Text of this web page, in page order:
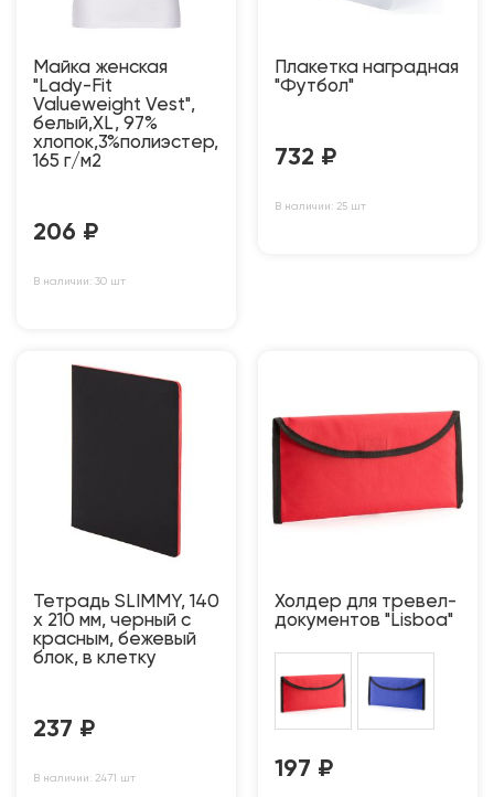
Майка женская
"Lady-Fit
Valueweight Vest",
белый,XL, 97%
хлопок,3%полиэстер,
165 г/м2
206 ₽
В наличии: 30 шт
Плакетка наградная
"Футбол"
732 ₽
В наличии: 25 шт
Тетрадь SLIMMY, 140
х 210 мм, черный с
красным, бежевый
блок, в клетку
237 ₽
В наличии: 2471 шт
Холдер для тревел-
документов "Lisboa"
197 ₽